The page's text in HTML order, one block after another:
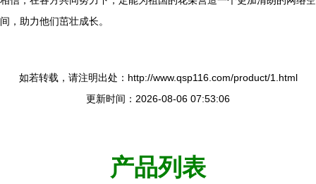
间，助力他们茁壮成长。
如若转载，请注明出处：http://www.qsp116.com/product/1.html
更新时间：2026-08-06 07:53:06
产品列表